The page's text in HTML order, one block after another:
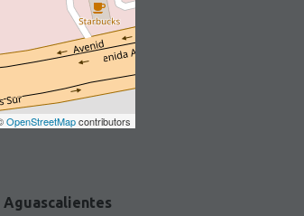
OpenStreetMapcontributors
Aguascalientes